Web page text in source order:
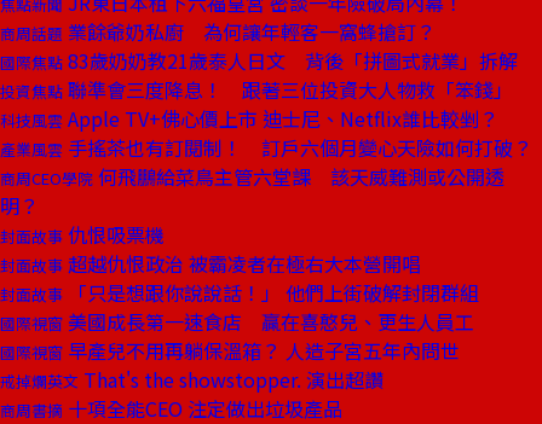
商周話題 業餘爺奶私廚 為何讓年輕客一窩蜂搶訂？
國際焦點 83歲奶奶教21歲泰人日文 背後「拼圖式就業」拆解
投資焦點 聯準會三度降息！ 跟著三位投資大人物救「笨錢」
科技風雲 Apple TV+佛心價上市 迪士尼、Netflix誰比較剉？
產業風雲 手搖茶也有訂閱制！ 訂戶六個月變心天險如何打破？
商周CEO學院 何飛鵬給菜鳥主管六堂課 該天威難測或公開透
明？
封面故事 仇恨吸票機
封面故事 超越仇恨政治 被霸凌者在極右大本營開唱
封面故事 「只是想跟你說說話！」 他們上街破解封閉群組
國際視窗 美國成長第一速食店 贏在喜憨兒、更生人員工
國際視窗 早產兒不用再躺保溫箱？ 人造子宮五年內問世
戒掉爛英文 That's the showstopper. 演出超讚
商周書摘 十項全能CEO 注定做出垃圾產品